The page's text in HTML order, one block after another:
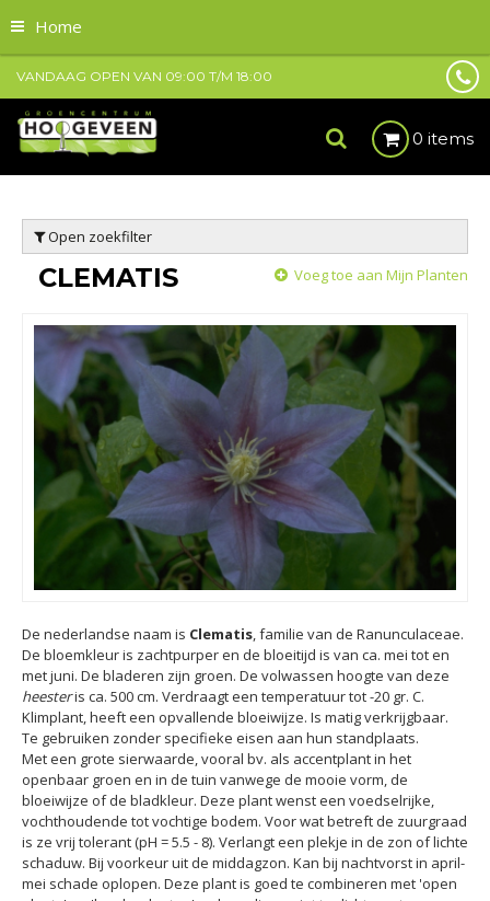
Home
VANDAAG OPEN VAN 09:00 T/M 18:00
0 items
Open zoekfilter
CLEMATIS Voeg toe aan Mijn Planten
De nederlandse naam is Clematis, familie van de Ranunculaceae.
De bloemkleur is zachtpurper en de bloeitijd is van ca. mei tot en
met juni. De bladeren zijn groen. De volwassen hoogte van deze
heesteris ca. 500 cm. Verdraagt een temperatuur tot -20 gr. C.
Klimplant, heeft een opvallende bloeiwijze. Is matig verkrijgbaar.
Te gebruiken zonder specifieke eisen aan hun standplaats.
Met een grote sierwaarde, vooral bv. als accentplant in het
openbaar groen en in de tuin vanwege de mooie vorm, de
bloeiwijze of de bladkleur. Deze plant wenst een voedselrijke,
vochthoudende tot vochtige bodem. Voor wat betreft de zuurgraad
is ze vrij tolerant (pH = 5.5 - 8). Verlangt een plekje in de zon of lichte
schaduw. Bij voorkeur uit de middagzon. Kan bij nachtvorst in april-
mei schade oplopen. Deze plant is goed te combineren met 'open